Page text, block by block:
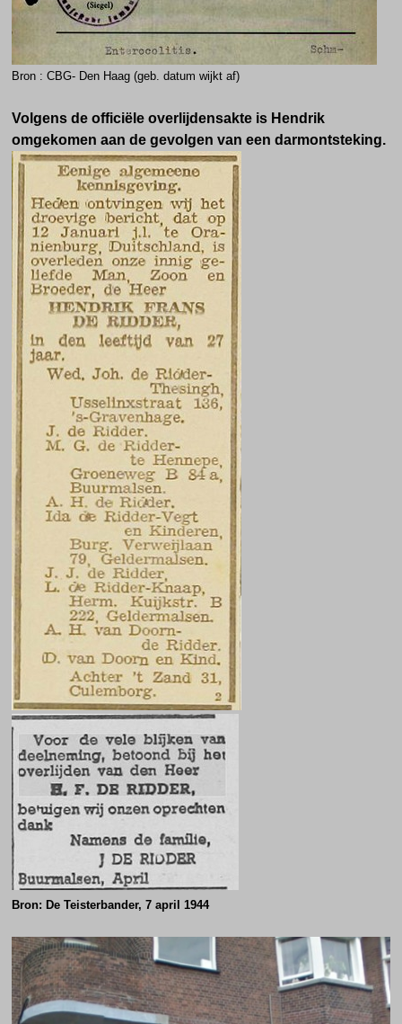
Bron : CBG- Den Haag (geb. datum wijkt af)
Volgens de officiële overlijdensakte is Hendrik
omgekomen aan de gevolgen van een darmontsteking.
Bron: De Teisterbander, 7 april 1944